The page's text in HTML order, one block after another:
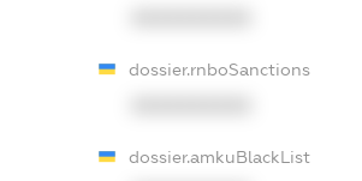
dossier.rnboSanctions
dossier.amkuBlackList